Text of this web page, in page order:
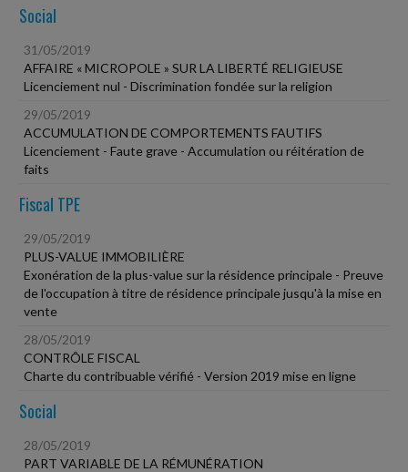
Social
31/05/2019
AFFAIRE « MICROPOLE » SUR LA LIBERTÉ RELIGIEUSE
Licenciement nul - Discrimination fondée sur la religion
29/05/2019
ACCUMULATION DE COMPORTEMENTS FAUTIFS
Licenciement - Faute grave - Accumulation ou réitération de
faits
Fiscal TPE
29/05/2019
PLUS-VALUE IMMOBILIÈRE
Exonération de la plus-value sur la résidence principale - Preuve
de l'occupation à titre de résidence principale jusqu'à la mise en
vente
28/05/2019
CONTRÔLE FISCAL
Charte du contribuable vérifié - Version 2019 mise en ligne
Social
28/05/2019
PART VARIABLE DE LA RÉMUNÉRATION